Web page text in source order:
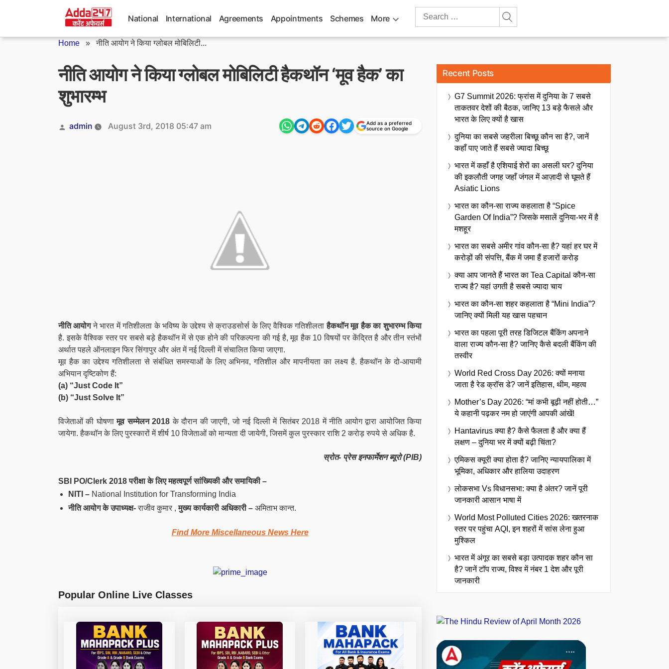
National International Agreements Appointments Schemes More
Search
Home »नीति आयोग ने किया ग्लोबल मोबिलिटी...
नीति आयोग ने किया ग्लोबल मोबिलिटी हैकथॉन ‘मूव हैक’ का
शुभारम्भ
Posted
admin August 3rd, 2018 05:47 am
Add as a preferred
source on Google
नीति आयोगने भारत में गतिशीलता के भविष्य के उद्देश्य से क्राउडसोर्स के लिए वैश्विक गतिशीलताहैकथॉन मूव हैक का शुभारम्भ किया
है. इसके वैश्विक स्तर पर सबसे बड़े हैकथॉन में से एक होने की परिकल्पना की गई है, मूव हैक 10 विषयों पर केंद्रित है और तीन स्तंभों
अर्थात पहले ऑनलाइन फिर सिंगापुर और अंत में नई दिल्ली में संचालित किया जाएगा.
मूव हैक का उद्देश्य गतिशीलता से संबंधित समस्याओं के लिए अभिनव, गतिशील और मापनीयता का लक्ष्य है. हैकथॉन के दो-आयामी
अभियान दृष्टिकोण हैं:
(a) “Just Code It”
(b) “Just Solve It”
विजेताओं की घोषणामूव सम्मेलन 2018 के दौरान की जाएगी, जो नई दिल्ली में सितंबर 2018 में नीति आयोग द्वारा आयोजित किया
जायेगा. हैकथॉन के लिए पुरस्कारों में शीर्ष 10 विजेताओं को मान्यता दी जायेगी, जिसमें कुल पुरस्कार राशि 2 करोड़ रुपये से अधिक है.
स्रोत- प्रेस इनफार्मेशन ब्यूरो (PIB)
SBI PO/Clerk 2018 परीक्षाके लिए महत्वपूर्ण सांख्यिकी और समायिकी–
NITI – National Institution for Transforming India
नीति आयोग के उपाध्यक्ष-राजीवकुमार , मुख्य कार्यकारी अधिकारी– अमिताभ कान्त.
Find More Miscellaneous News Here
Popular Online Live Classes
Recent Posts
G7 Summit 2026: फ्रांस में दुनिया के 7 सबसे
ताकतवर देशों की बैठक, जानिए 13 बड़े फैसले और
भारत के लिए क्यों है खास
दुनिया का सबसे जहरीला बिच्छू कौन सा है?, जानें
कहाँ पाए जाते हैं सबसे ज्यादा बिच्छू
भारत में कहाँ है एशियाई शेरों का असली घर? दुनिया
की इकलौती जगह जहाँ जंगल में आज़ादी से घूमते हैं
Asiatic Lions
भारत का कौन-सा राज्य कहलाता है “Spice
Garden Of India”? जिसके मसालें दुनिया-भर में है
मशहूर
भारत का सबसे अमीर गांव कौन-सा है? यहां हर घर में
करोड़ों की संपत्ति, बैंक में जमा हैं हजारों करोड़
क्या आप जानते हैं भारत का Tea Capital कौन-सा
राज्य है? यहां उगती है सबसे ज्यादा चाय
भारत का कौन-सा शहर कहलाता है “Mini India”?
जानिए क्यों मिली यह खास पहचान
भारत का पहला पूरी तरह डिजिटल बैंकिंग अपनाने
वाला राज्य कौन-सा है? जानिए कैसे बदली बैंकिंग की
तस्वीर
World Red Cross Day 2026: क्यों मनाया
जाता है रेड क्रॉस डे? जानें इतिहास, थीम, महत्व
Mother’s Day 2026: “मां कभी बूढ़ी नहीं होती…”
ये कहानी पढ़कर नम हो जाएंगी आपकी आंखें!
Hantavirus क्या है? कैसे फैलता है और क्या हैं
लक्षण – दुनिया भर में क्यों बढ़ी चिंता?
एमिकस क्यूरी क्या होता है? जानिए न्यायपालिका में
भूमिका, अधिकार और हालिया उदाहरण
लोकसभा Vs विधानसभा: क्या है अंतर? जानें पूरी
जानकारी आसान भाषा में
World Most Polluted Cities 2026: खतरनाक
स्तर पर पहुंचा AQI, इन शहरों में सांस लेना हुआ
मुश्किल
भारत में अंगूर का सबसे बड़ा उत्पादक शहर कौन सा
है? जानें टॉप राज्य, विश्व में नंबर 1 देश और पूरी
जानकारी